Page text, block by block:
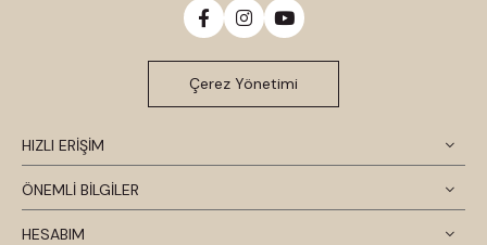
HIZLI ERİŞİM
ÖNEMLİ BİLGİLER
HESABIM
Çerez Yönetimi